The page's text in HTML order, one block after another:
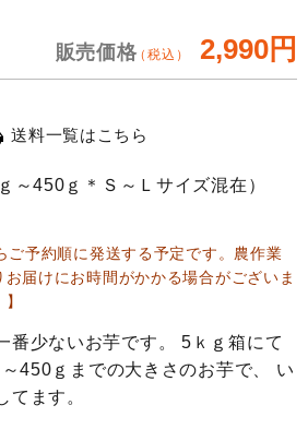
販売価格（税込） 2,990円
送料一覧はこちら
～450ｇ＊Ｓ～Ｌサイズ混在）
ご予約順に発送する予定です。農作業
届けにお時間がかかる場合がございま
番少ないお芋です。 5ｋｇ箱にて
450ｇまでの大きさのお芋で、 い
てます。